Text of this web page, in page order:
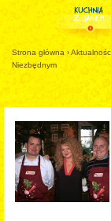
Strona główna ›
Niezbędnym